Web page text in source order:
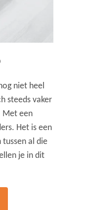
niet heel
steeds vaker
Met een
Het is een
al die
je in dit